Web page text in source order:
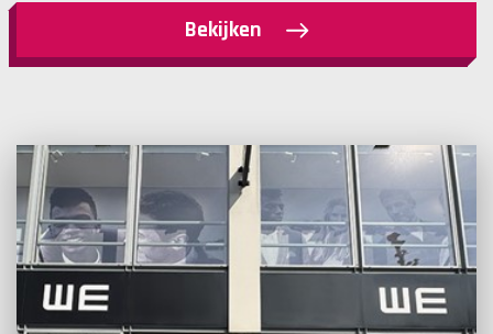
Bekijken